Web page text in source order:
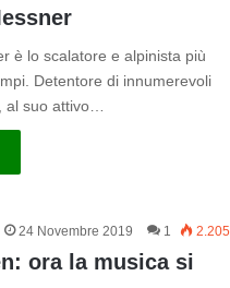
è lo scalatore e alpinista più
Detentore di innumerevoli
al suo attivo…
24 Novembre 2019 1 2.205
ora la musica si